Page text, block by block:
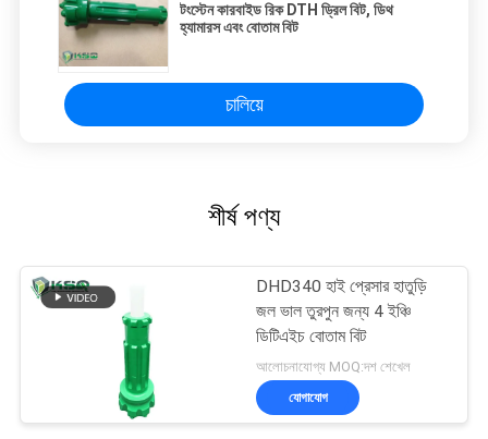
টংস্টেন কারবাইড রিক DTH ড্রিল বিট, ডিথ
হ্যামারস এবং বোতাম বিট
চালিয়ে
শীর্ষ পণ্য
DHD340 হাই প্রেসার হাতুড়ি
জল ভাল তুরপুন জন্য 4 ইঞ্চি
ডিটিএইচ বোতাম বিট
আলোচনাযোগ্য MOQ:দশ শেখেল
যোগাযোগ